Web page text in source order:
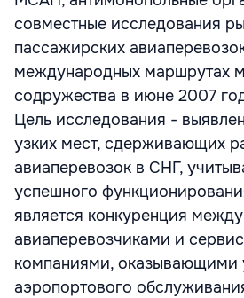
совместные исследования
пассажирских
международных маршрутах
содружества в июне 2007
Цель исследования -
узких мест, сдерживающих
авиаперевозок в СНГ,
успешного
является конкуренция между
авиаперевозчиками и
компаниями, оказывающими
аэропортового